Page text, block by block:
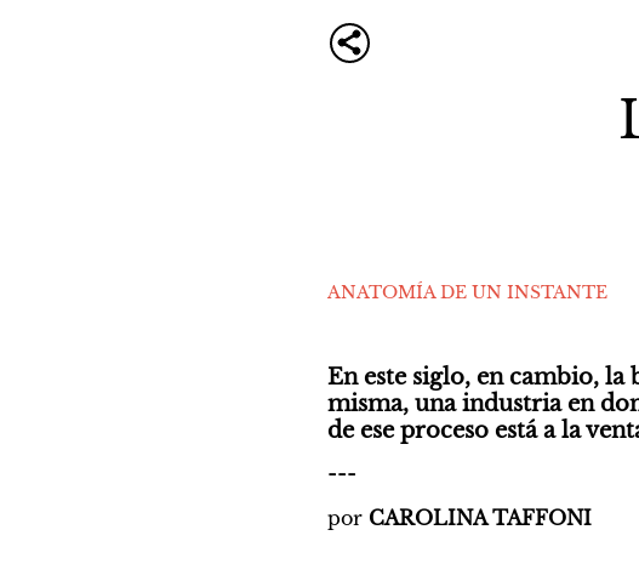
ANATOMÍA DE UN INSTANTE
En este siglo, en cambio,
misma, una industria en
de ese proceso está a la
---
por CAROLINA TAFFONI